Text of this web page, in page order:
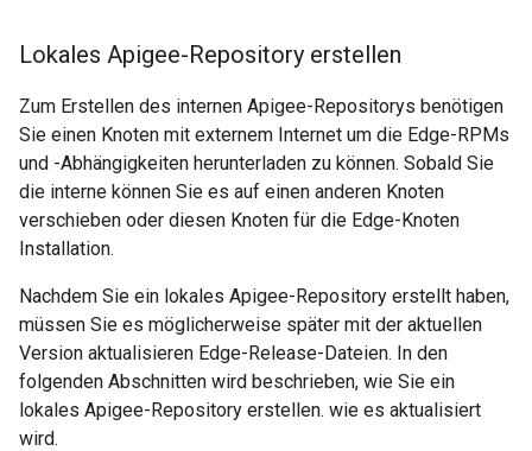
Lokales Apigee-Repository erstellen
Zum Erstellen des internen Apigee-Repositorys benötigen
Sie einen Knoten mit externem Internet um die Edge-RPMs
und -Abhängigkeiten herunterladen zu können. Sobald Sie
die interne können Sie es auf einen anderen Knoten
verschieben oder diesen Knoten für die Edge-Knoten
Installation.
Nachdem Sie ein lokales Apigee-Repository erstellt haben,
müssen Sie es möglicherweise später mit der aktuellen
Version aktualisieren Edge-Release-Dateien. In den
folgenden Abschnitten wird beschrieben, wie Sie ein
lokales Apigee-Repository erstellen. wie es aktualisiert
wird.